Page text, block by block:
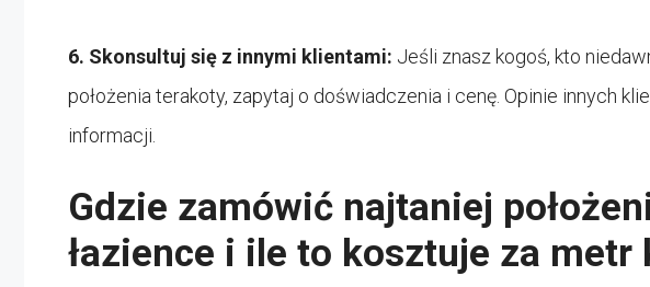
6. Skonsultuj się z innymi klientami: Jeśli znasz kogoś, kto
położenia terakoty, zapytaj o doświadczenia i cenę. Opinie innych
informacji.
Gdzie zamówić najtaniej
łazience i ile to kosztuje za metr